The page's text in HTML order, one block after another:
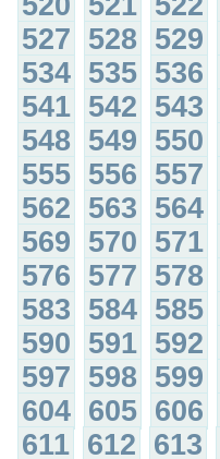
527 528 529
534 535 536
541 542 543
548 549 550
555 556 557
562 563 564
569 570 571
576 577 578
583 584 585
590 591 592
597 598 599
604 605 606
611 612 613